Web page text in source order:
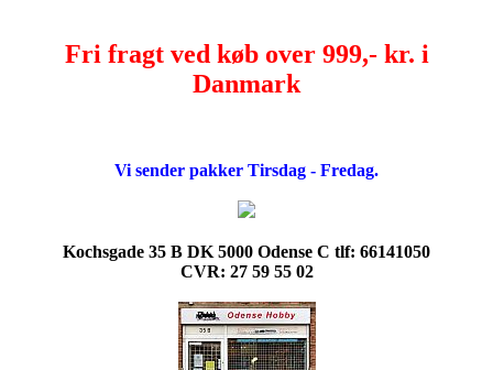
Fri fragt ved køb over 999,- kr. i
Danmark
Vi sender pakker Tirsdag - Fredag.
Kochsgade 35 B DK 5000 Odense C tlf: 66141050
CVR: 27 59 55 02